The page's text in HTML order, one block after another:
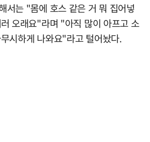
서는 "몸에 호스 같은 거 뭐 집어넣
오래요"라며 "아직 많이 아프고 소
시하게 나와요"라고 털어놨다.